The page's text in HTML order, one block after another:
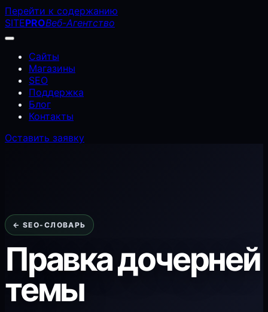
Перейти к содержанию
SITEPROВеб-Агентство
Сайты
Магазины
SEO
Поддержка
Блог
Контакты
Оставить заявку
← SEO-СЛОВАРЬ
Правка дочерней
темы